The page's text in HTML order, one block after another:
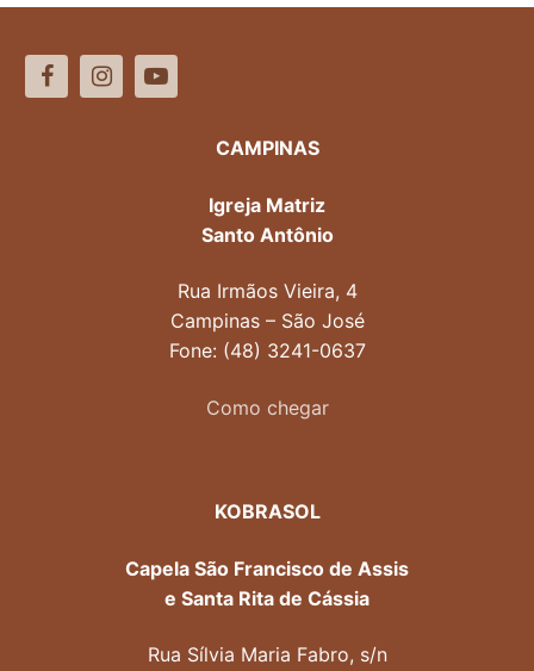
CAMPINAS
Igreja Matriz
Santo Antônio
Rua Irmãos Vieira, 4
Campinas – São José
Fone: (48) 3241-0637
Como chegar
KOBRASOL
Capela São Francisco de Assis
e Santa Rita de Cássia
Rua Sílvia Maria Fabro, s/n